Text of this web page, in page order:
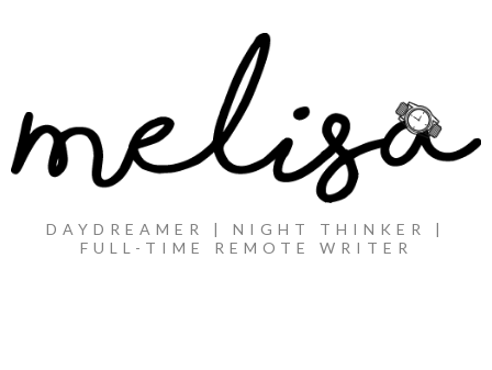
DAYDREAMER | NIGHT THINKER |
FULL-TIME REMOTE WRITER